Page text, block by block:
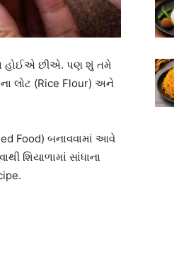
હોઈએ છીએ. પણ શું તમે
લોટ (Rice Flour) અને
Food) બનાવવામાં આવે
શિયાળામાં સાંધાના